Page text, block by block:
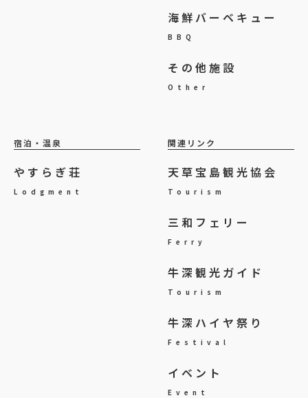
海鮮バーベキュー
BBQ
その他施設
Other
宿泊・温泉
やすらぎ荘
Lodgment
関連リンク
天草宝島観光協会
Tourism
三和フェリー
Ferry
牛深観光ガイド
Tourism
牛深ハイヤ祭り
Festival
イベント
Event